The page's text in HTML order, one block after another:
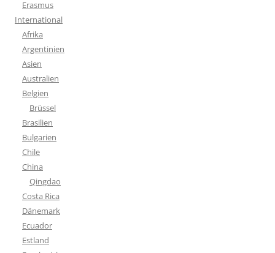
Erasmus
International
Afrika
Argentinien
Asien
Australien
Belgien
Brüssel
Brasilien
Bulgarien
Chile
China
Qingdao
Costa Rica
Dänemark
Ecuador
Estland